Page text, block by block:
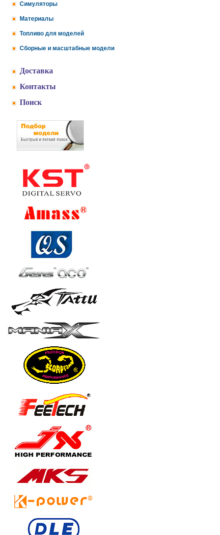
Симуляторы
Материалы
Топливо для моделей
Сборные и масштабные модели
Доставка
Контакты
Поиск